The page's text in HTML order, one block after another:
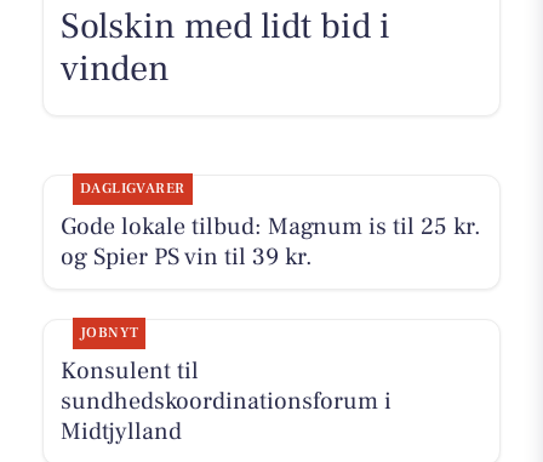
Solskin med lidt bid i
vinden
DAGLIGVARER
Gode lokale tilbud: Magnum is til 25 kr.
og Spier PS vin til 39 kr.
JOBNYT
Konsulent til
sundhedskoordinationsforum i
Midtjylland